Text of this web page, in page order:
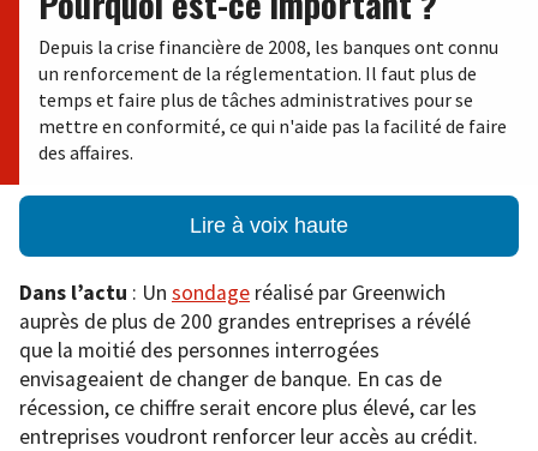
Depuis la crise financière de 2008, les banques ont connu
un renforcement de la réglementation. Il faut plus de
temps et faire plus de tâches administratives pour se
mettre en conformité, ce qui n'aide pas la facilité de faire
des affaires.
Lire à voix haute
Dans l’actu : Un sondage réalisé par Greenwich
auprès de plus de 200 grandes entreprises a révélé
que la moitié des personnes interrogées
envisageaient de changer de banque. En cas de
récession, ce chiffre serait encore plus élevé, car les
entreprises voudront renforcer leur accès au crédit.